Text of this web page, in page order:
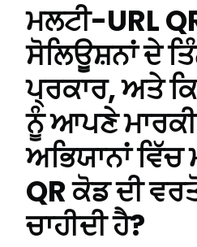
ਮਲਟੀ-URL
ਸੋਲਿਊਸ਼ਨਾਂ ਦੇ
ਪ੍ਰਕਾਰ, ਅਤੇ
ਨੂੰ ਆਪਣੇ
ਅਭਿਯਾਨਾਂ
QR ਕੋਡ ਦੀ
ਚਾਹੀਦੀ ਹੈ?